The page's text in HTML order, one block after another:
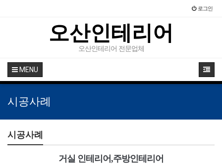
로그인
오산인테리어
오산인테리어 전문업체
MENU
시공사례
시공사례
거실 인테리어,주방인테리어